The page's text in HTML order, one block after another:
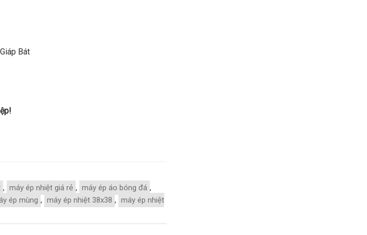
Bát
, máy ép nhiệt giá rẻ , máy ép áo bóng đá ,
ép mùng , máy ép nhiệt 38x38 , máy ép nhiệt